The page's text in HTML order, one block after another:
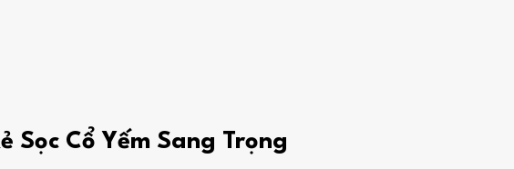
Sọc Cổ Yếm Sang Trọng